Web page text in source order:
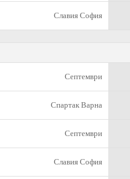
Славия София
Септември
Спартак Варна
Септември
Славия София